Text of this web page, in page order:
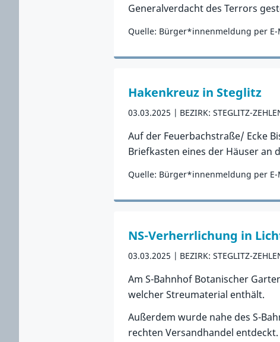
Generalverdacht des Terrors
Quelle: Bürger*innenmeldung per E-
Zum Vorfall
Hakenkreuz in Steglitz
03.03.2025 BEZIRK: STEGLITZ-
Auf der Feuerbachstraße/ Ecke
Briefkasten eines der Häuser an
Quelle: Bürger*innenmeldung per E-
Zum Vorfall
NS-Verherrlichung in
03.03.2025 BEZIRK: STEGLITZ-
Am S-Bahnhof Botanischer
welcher Streumaterial enthält.
Außerdem wurde nahe des S-
rechten Versandhandel